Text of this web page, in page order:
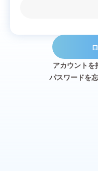
アカウントを
パスワードを